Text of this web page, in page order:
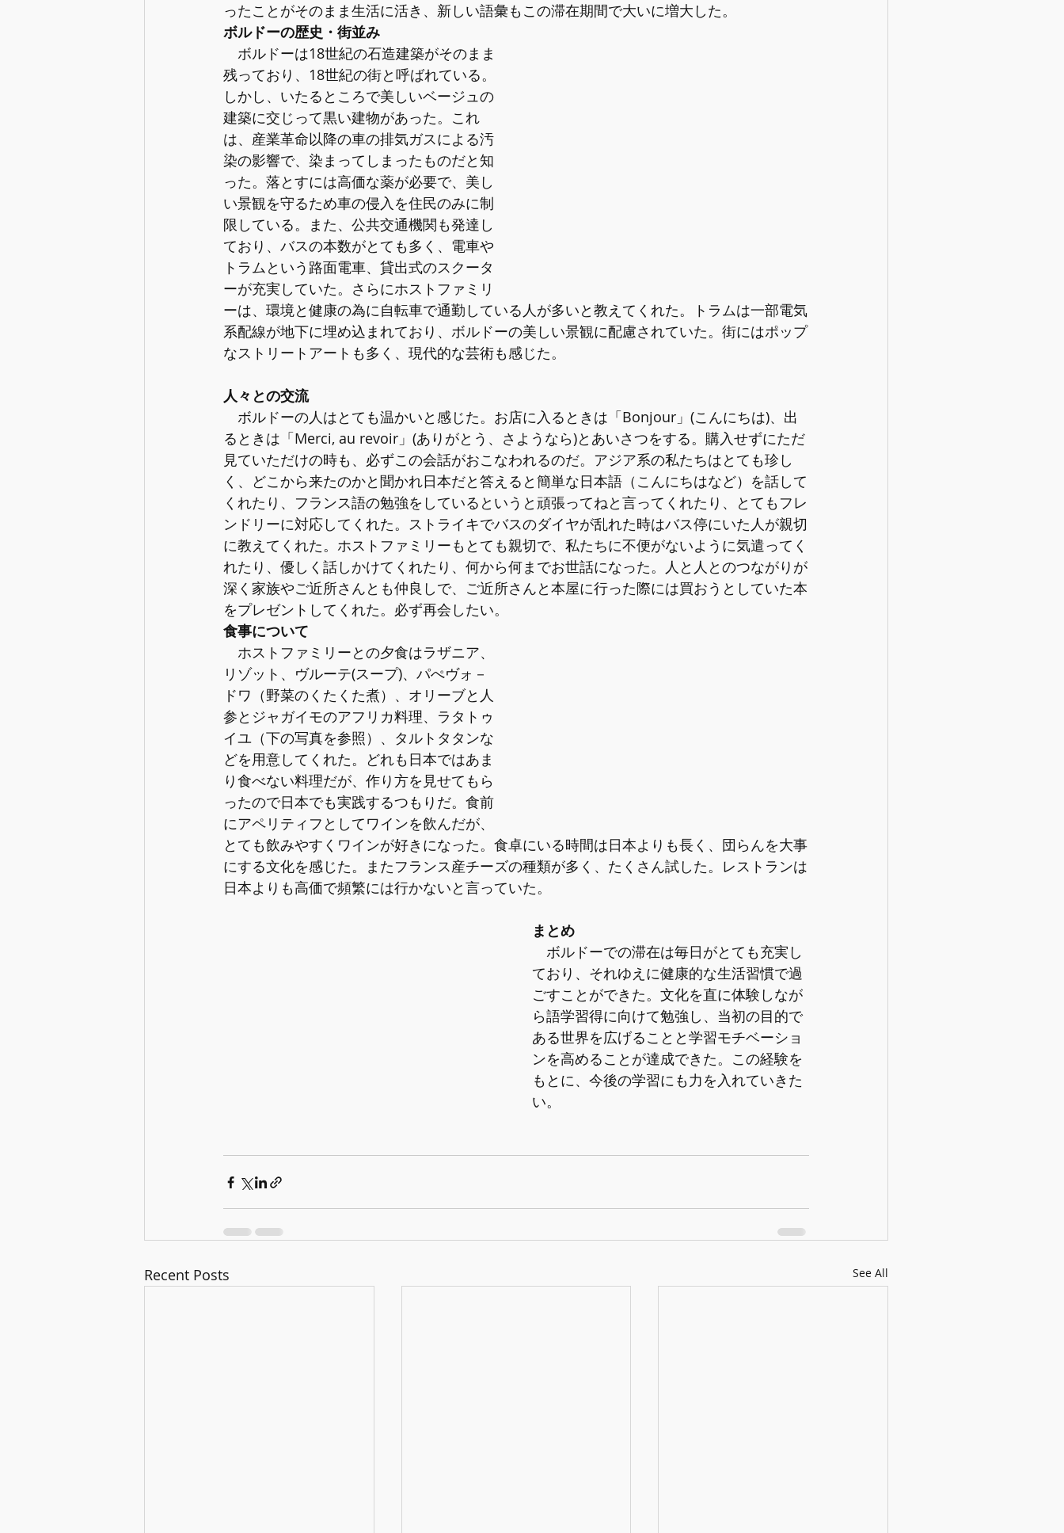
ったことがそのまま生活に活き、新しい語彙もこの滞在期間で大いに増大した。
ボルドーの歴史・街並み
ボルドーは18世紀の石造建築がそのまま
残っており、18世紀の街と呼ばれている。
しかし、いたるところで美しいベージュの
建築に交じって黒い建物があった。これ
は、産業革命以降の車の排気ガスによる汚
染の影響で、染まってしまったものだと知
った。落とすには高価な薬が必要で、美し
い景観を守るため車の侵入を住民のみに制
限している。また、公共交通機関も発達し
ており、バスの本数がとても多く、電車や
トラムという路面電車、貸出式のスクータ
ーが充実していた。さらにホストファミリ
ーは、環境と健康の為に自転車で通勤している人が多いと教えてくれた。トラムは一部電気
系配線が地下に埋め込まれており、ボルドーの美しい景観に配慮されていた。街にはポップ
なストリートアートも多く、現代的な芸術も感じた。
人々との交流
ボルドーの人はとても温かいと感じた。お店に入るときは「Bonjour」(こんにちは)、出
るときは「Merci, au revoir」(ありがとう、さようなら)とあいさつをする。購入せずにただ
見ていただけの時も、必ずこの会話がおこなわれるのだ。アジア系の私たちはとても珍し
く、どこから来たのかと聞かれ日本だと答えると簡単な日本語（こんにちはなど）を話して
くれたり、フランス語の勉強をしているというと頑張ってねと言ってくれたり、とてもフレ
ンドリーに対応してくれた。ストライキでバスのダイヤが乱れた時はバス停にいた人が親切
に教えてくれた。ホストファミリーもとても親切で、私たちに不便がないように気遣ってく
れたり、優しく話しかけてくれたり、何から何までお世話になった。人と人とのつながりが
深く家族やご近所さんとも仲良しで、ご近所さんと本屋に行った際には買おうとしていた本
をプレゼントしてくれた。必ず再会したい。
食事について
ホストファミリーとの夕食はラザニア、
リゾット、ヴルーテ(スープ)、パぺヴォ－
ドワ（野菜のくたくた煮）、オリーブと人
参とジャガイモのアフリカ料理、ラタトゥ
イユ（下の写真を参照）、タルトタタンな
どを用意してくれた。どれも日本ではあま
り食べない料理だが、作り方を見せてもら
ったので日本でも実践するつもりだ。食前
にアペリティフとしてワインを飲んだが、
とても飲みやすくワインが好きになった。食卓にいる時間は日本よりも長く、団らんを大事
にする文化を感じた。またフランス産チーズの種類が多く、たくさん試した。レストランは
日本よりも高価で頻繁には行かないと言っていた。
まとめ
ボルドーでの滞在は毎日がとても充実し
ており、それゆえに健康的な生活習慣で過
ごすことができた。文化を直に体験しなが
ら語学習得に向けて勉強し、当初の目的で
ある世界を広げることと学習モチベーショ
ンを高めることが達成できた。この経験を
もとに、今後の学習にも力を入れていきた
い。
Recent Posts See All